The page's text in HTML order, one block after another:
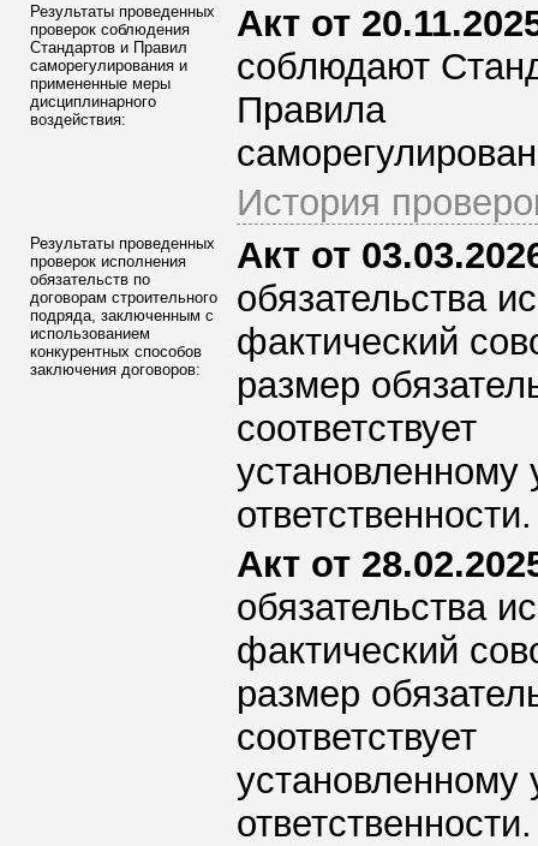
Результаты проведенных
проверок соблюдения
Стандартов и Правил
саморегулирования и
примененные меры
дисциплинарного
воздействия:
Акт от
соблюдают
Правила
История
Результаты проведенных
проверок исполнения
обязательств по
договорам строительного
подряда, заключенным с
использованием
конкурентных способов
заключения договоров:
Акт от
обязательства
фактический
размер
соответствует
установленному
ответственности.
Акт от
обязательства
фактический
размер
соответствует
установленному
ответственности.